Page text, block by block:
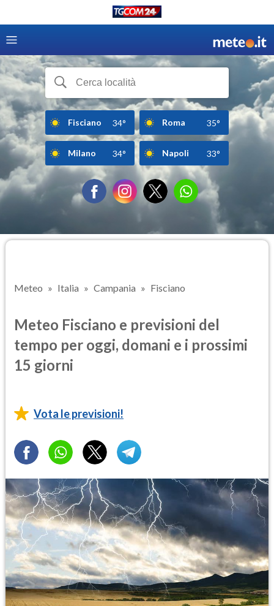
Fisciano 34° Roma 35°
Milano 34° Napoli 33°
Meteo Italia Campania Fisciano
Meteo Fisciano e previsioni del
tempo per oggi, domani e i prossimi
15 giorni
Vota le previsioni!